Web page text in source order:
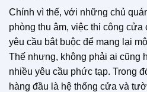
Chính vì thế, với những chủ
phòng thu âm, việc thi công
yêu cầu bắt buộc để mang lại
Thế nhưng, không phải ai cũng
nhiều yêu cầu phức tạp. Trong
hàng đầu là hệ thống cửa và